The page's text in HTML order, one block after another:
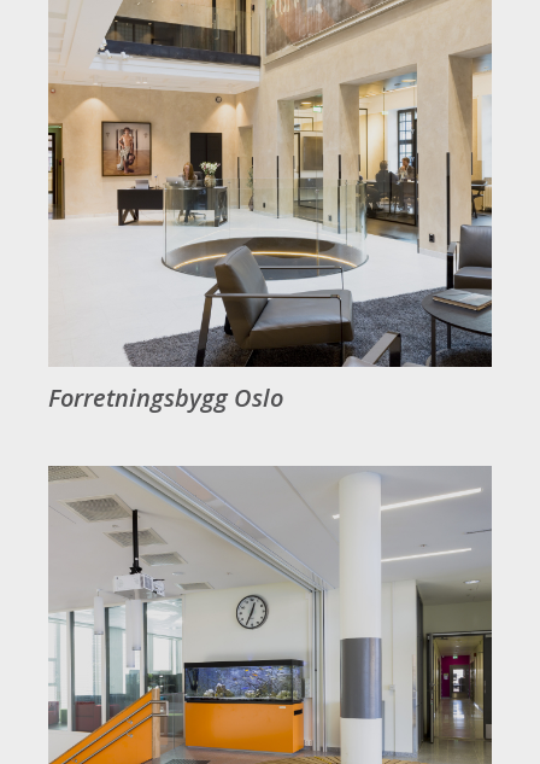
Forretningsbygg Oslo